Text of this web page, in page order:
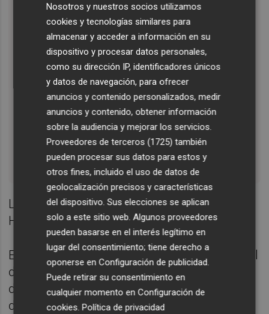
acceso a la movilidad eléctrica en España,
ofreciendo a nuestros clientes la
tranquilidad de contar con el respaldo de
Hyundai en un momento clave de
transición del sector. Es una propuesta
que combina sostenibilidad, innovación y
confianza. No se trata solo de vender un
coche, sino de acompañar a las personas
en el paso hacia una nueva forma de
movilidad.
Leopoldo SatrústeguiPresidente y CEO de
Hyundai Motor España
El Plan Auto+
está disponible en la red oficial
de concesionarios Hyundai en toda España,
donde los clientes pueden conocer la oferta
de vehículos eléctricos, recibir
Nosotros y nuestros socios utilizamos
cookies y tecnologías similares para
almacenar y acceder a información en su
dispositivo y procesar datos personales,
como su dirección IP, identificadores únicos
y datos de navegación, para ofrecer
anuncios y contenido personalizados, medir
anuncios y contenido, obtener información
sobre la audiencia y mejorar los servicios.
Proveedores de terceros (1725) también
pueden procesar sus datos para estos y
otros fines, incluido el uso de datos de
geolocalización precisos y características
del dispositivo. Sus elecciones se aplican
solo a este sitio web. Algunos proveedores
pueden basarse en el interés legítimo en
lugar del consentimiento; tiene derecho a
oponerse enConfiguración de publicidad
Puede retirar su consentimiento en
cualquier momento enConfiguración de
cookies .Política de privacidad